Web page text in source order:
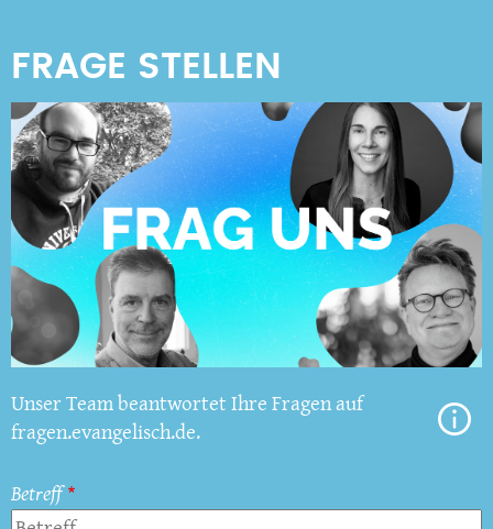
Unser Team beantwortet Ihre Fragen auf
fragen.evangelisch.de.
Betreff